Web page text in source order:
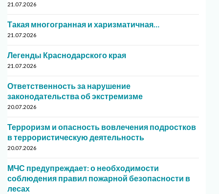
21.07.2026
Такая многогранная и харизматичная…
21.07.2026
Легенды Краснодарского края
21.07.2026
Ответственность за нарушение
законодательства об экстремизме
20.07.2026
Терроризм и опасность вовлечения подростков
в террористическую деятельность
20.07.2026
МЧС предупреждает: о необходимости
соблюдения правил пожарной безопасности в
лесах